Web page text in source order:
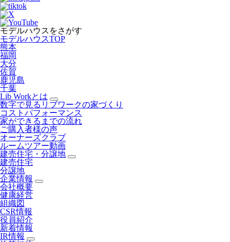
モデルハウスをさがす
モデルハウスTOP
熊本
福岡
大分
佐賀
鹿児島
千葉
Lib Workとは
数字で見るリブワークの家づくり
コストパフォーマンス
家ができるまでの流れ
ご購入者様の声
オーナーズクラブ
ルームツアー動画
建売住宅・分譲地
建売住宅
分譲地
企業情報
会社概要
健康経営
組織図
CSR情報
役員紹介
新着情報
IR情報